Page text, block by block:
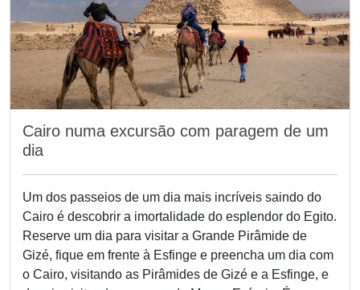
Cairo numa excursão com paragem de um
dia
Um dos passeios de um dia mais incríveis saindo do
Cairo é descobrir a imortalidade do esplendor do Egito.
Reserve um dia para visitar a Grande Pirâmide de
Gizé, fique em frente à Esfinge e preencha um dia com
o Cairo, visitando as Pirâmides de Gizé e a Esfinge, e